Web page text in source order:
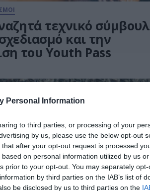
Personal Information
to third parties, or processing of your
by us, please use the below opt-out
after your opt-out request is processed
on personal information utilized by us
prior to your opt-out. You may separately
by third parties on the IAB’s list of
be disclosed by us to third parties on the
τεχνικό
και την
του Youth Pass